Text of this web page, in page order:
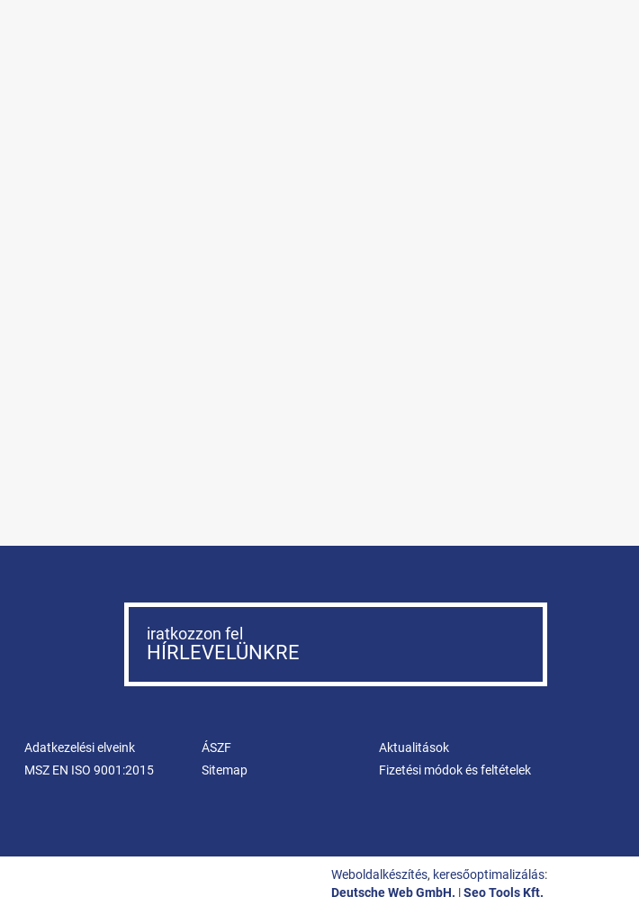
iratkozzon fel
HÍRLEVELÜNKRE
Adatkezelési elveink ÁSZF
Aktualitások
MSZ EN ISO 9001:2015 Sitemap Fizetési módok és feltételek
Weboldalkészítés, keresőoptimalizálás:
Deutsche Web GmbH. |Seo Tools Kft.